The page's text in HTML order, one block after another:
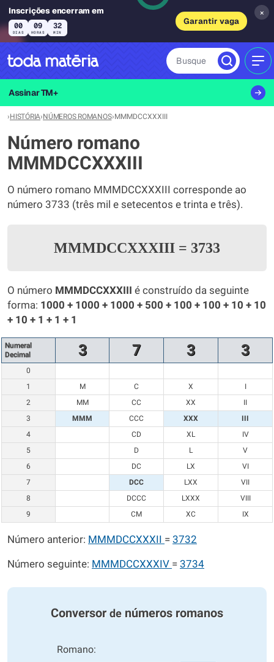
Inscrições encerram em
00
DIAS
09
HORAS
32
MIN
Garantir vaga
×
Busque
Assinar TM+
›HISTÓRIA›NÚMEROS ROMANOS›MMMDCCXXXIII
Número romano
MMMDCCXXXIII
O número romano MMMDCCXXXIII corresponde ao
número 3733 (três mil e setecentos e trinta e três).
MMMDCCXXXIII = 3733
O número MMMDCCXXXIII é construído da seguinte
forma: 1000 + 1000 + 1000 + 500 + 100 + 100 + 10 + 10
+ 10 + 1 + 1 + 1
Numeral
Decimal
3 7 3 3
0
1
M C X
I
2
MM CC XX
II
3
MMM CCC XXX
III
4
CD XL
IV
5
D L
V
6
DC LX
VI
7
DCC LXX
VII
8
DCCC LXXX
VIII
9
CM XC IX
Número anterior: MMMDCCXXXII = 3732
Número seguinte: MMMDCCXXXIV = 3734
Conversor de números romanos
Romano: